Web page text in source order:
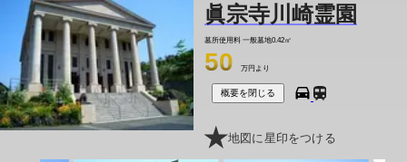
眞宗寺川崎霊園
墓所使用料 一般墓地0.42㎡
50 万円より
概要を閉じる
地図に星印をつける